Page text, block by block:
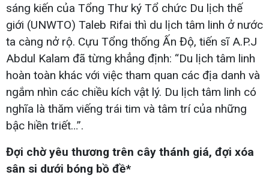
sáng kiến của Tổng Thư ký Tổ chức Du lịch thế
giới (UNWTO) Taleb Rifai thì du lịch tâm linh ở nước
ta càng nở rộ. Cựu Tổng thống Ấn Độ, tiến sĩ A.P.J
Abdul Kalam đã từng khẳng định: “Du lịch tâm linh
hoàn toàn khác với việc tham quan các địa danh và
ngắm nhìn các chiều kích vật lý. Du lịch tâm linh có
nghĩa là thăm viếng trái tim và tâm trí của những
bậc hiền triết…”.
Đợi chờ yêu thương trên cây thánh giá, đợi xóa
sân si dưới bóng bồ đề*